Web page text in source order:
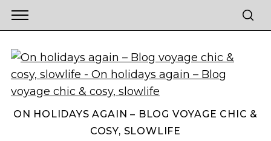
ON HOLIDAYS AGAIN – BLOG VOYAGE CHIC &
COSY, SLOWLIFE